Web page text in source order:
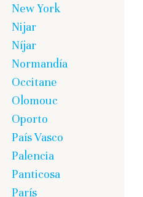
New York
Nijar
Níjar
Normandía
Occitane
Olomouc
Oporto
País Vasco
Palencia
Panticosa
París